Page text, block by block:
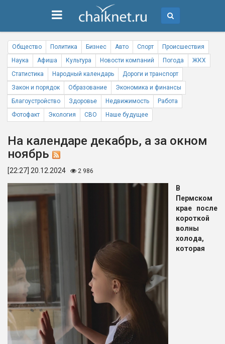
Общество Политика Бизнес Авто Спорт
Происшествия
Наука
Афиша Культура Новости компаний Погода
ЖКХ
Статистика
Народный календарь
Дороги и транспорт
Закон и порядок
Образование
Экономика и финансы
Благоустройство
Здоровье Недвижимость
Работа
Фотофакт
Экология СВО Наше будущее
На календаре декабрь, а за окном
ноябрь
[22:27] 20.12.2024 2 986
В
Пермском
крае после
короткой
волны
холода,
которая